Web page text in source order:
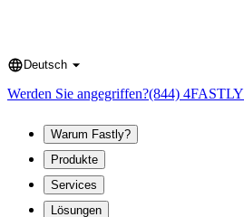
Language
Deutsch
Werden Sie angegriffen?(844) 4FASTLY
Warum Fastly?
Produkte
Services
Lösungen